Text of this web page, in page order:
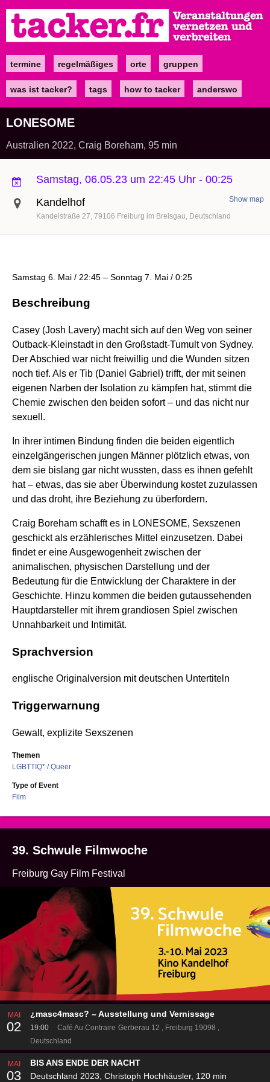
zum
Inhalt
Maintermine regelmäßiges orte gruppen
was ist tacker? tags how to tacker anderswo
LONESOME
Australien 2022, Craig Boreham, 95 min
Samstag, 06.05.23 um 22:45 Uhr - 00:25
Kandelhof
Kandelstraße 27 79106 Freiburg im Breisgau Deutschland
Show map
Samstag 6. Mai / 22:45 – Sonntag 7. Mai / 0:25
Beschreibung
Casey (Josh Lavery) macht sich auf den Weg von seiner
Outback-Kleinstadt in den Großstadt-Tumult von Sydney.
Der Abschied war nicht freiwillig und die Wunden sitzen
noch tief. Als er Tib (Daniel Gabriel) trifft, der mit seinen
eigenen Narben der Isolation zu kämpfen hat, stimmt die
Chemie zwischen den beiden sofort – und das nicht nur
sexuell.
In ihrer intimen Bindung finden die beiden eigentlich
einzelgängerischen jungen Männer plötzlich etwas, von
dem sie bislang gar nicht wussten, dass es ihnen gefehlt
hat – etwas, das sie aber Überwindung kostet zuzulassen
und das droht, ihre Beziehung zu überfordern.
Craig Boreham schafft es in LONESOME, Sexszenen
geschickt als erzählerisches Mittel einzusetzen. Dabei
findet er eine Ausgewogenheit zwischen der
animalischen, physischen Darstellung und der
Bedeutung für die Entwicklung der Charaktere in der
Geschichte. Hinzu kommen die beiden gutaussehenden
Hauptdarsteller mit ihrem grandiosen Spiel zwischen
Unnahbarkeit und Intimität.
Sprachversion
englische Originalversion mit deutschen Untertiteln
Triggerwarnung
Gewalt, explizite Sexszenen
Themen
LGBTTIQ* / Queer
Type of Event
Film
39. Schwule Filmwoche
Freiburg Gay Film Festival
MAI
02
¿masc4masc? – Ausstellung und Vernissage
19:00 Café Au Contraire Gerberau 12
Freiburg 19098
Deutschland
MAI
03
BIS ANS ENDE DER NACHT
Deutschland 2023, Christoph Hochhäusler, 120 min